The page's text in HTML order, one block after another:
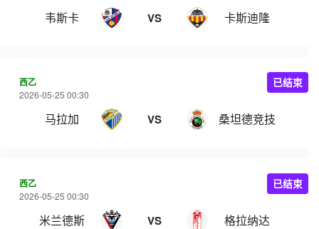
韦斯卡 VS 卡斯迪隆
西乙
2026-05-25 00:30
马拉加 VS 桑坦德竞技
已结束
西乙
2026-05-25 00:30
米兰德斯 VS 格拉纳达
已结束